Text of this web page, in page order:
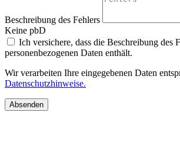
Beschreibung des Fehlers
Keine pbD
Ich versichere, dass die Beschreibung des
personenbezogenen Daten enthält.
Wir verarbeiten Ihre eingegebenen Daten
Datenschutzhinweise.
Absenden